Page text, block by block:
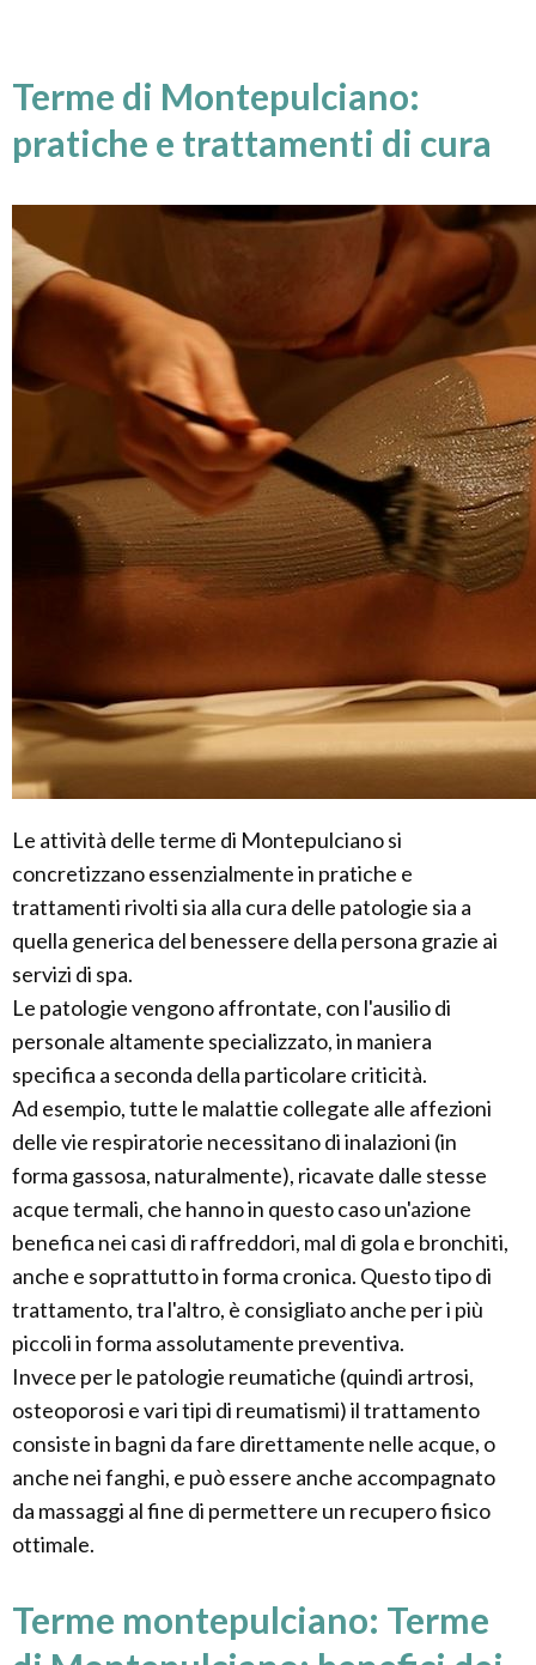
Terme di Montepulciano:
pratiche e trattamenti di cura
Le attività delle terme di Montepulciano si
concretizzano essenzialmente in pratiche e
trattamenti rivolti sia alla cura delle patologie sia a
quella generica del benessere della persona grazie ai
servizi di spa.
Le patologie vengono affrontate, con l'ausilio di
personale altamente specializzato, in maniera
specifica a seconda della particolare criticità.
Ad esempio, tutte le malattie collegate alle affezioni
delle vie respiratorie necessitano di inalazioni (in
forma gassosa, naturalmente), ricavate dalle stesse
acque termali, che hanno in questo caso un'azione
benefica nei casi di raffreddori, mal di gola e bronchiti,
anche e soprattutto in forma cronica. Questo tipo di
trattamento, tra l'altro, è consigliato anche per i più
piccoli in forma assolutamente preventiva.
Invece per le patologie reumatiche (quindi artrosi,
osteoporosi e vari tipi di reumatismi) il trattamento
consiste in bagni da fare direttamente nelle acque, o
anche nei fanghi, e può essere anche accompagnato
da massaggi al fine di permettere un recupero fisico
ottimale.
Terme montepulciano: Terme